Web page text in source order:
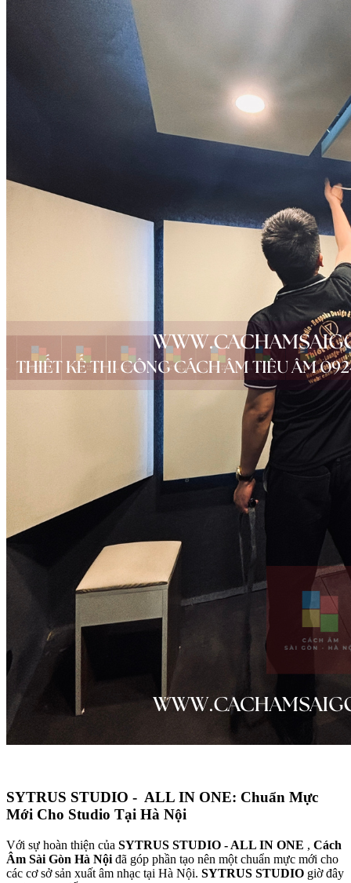
SYTRUS STUDIO - ALL IN ONE: Chuẩn Mực
Mới Cho Studio Tại Hà Nội
Với sự hoàn thiện của SYTRUS STUDIO - ALL IN ONE , Cách
Âm Sài Gòn Hà Nội đã góp phần tạo nên một chuẩn mực mới cho
các cơ sở sản xuất âm nhạc tại Hà Nội. SYTRUS STUDIO giờ đây